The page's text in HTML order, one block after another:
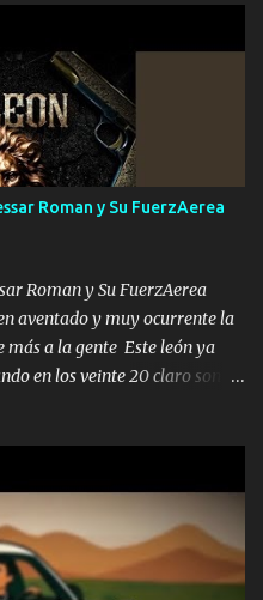
trucha mis plebes Música
me ven la cachucha de lado
me fajó una super o a veces
todas las generaciones yo
pues así soy me mandó
el dedo soy hocicon un
no saben nada falsas
corriente no quieren ve...
Roman y Su FuerzAerea
Roman y Su FuerzAerea
aventado y muy ocurrente la
a la gente Este león ya
en los veinte 20 claro son
hasta topar pues no hay de
voy por mi línea no veo a
no se me duerm voy chicoteado
que me agarran el colmillo